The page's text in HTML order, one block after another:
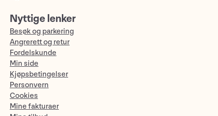
Nyttige lenker
Besøk og parkering
Angrerett og retur
Fordelskunde
Min side
Kjøpsbetingelser
Personvern
Cookies
Mine fakturaer